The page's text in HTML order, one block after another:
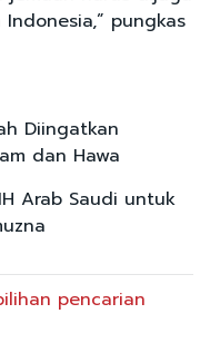
pungkas
Diingatkan
dan Hawa
Arab Saudi untuk
pencarian